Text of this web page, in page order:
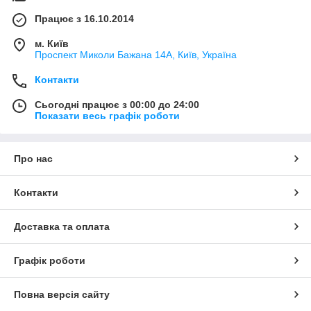
Працює з 16.10.2014
м. Київ
Проспект Миколи Бажана 14А, Київ, Україна
Контакти
Сьогодні працює з 00:00 до 24:00
Показати весь графік роботи
Про нас
Контакти
Доставка та оплата
Графік роботи
Повна версія сайту